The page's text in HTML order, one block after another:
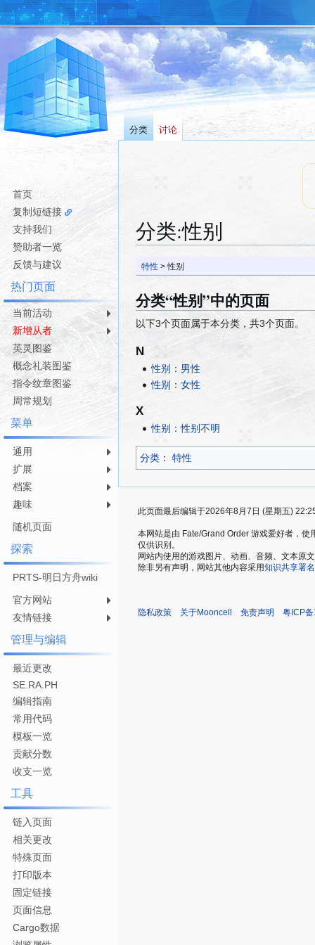
分类:性别
跳
转
到
导
航
跳
转
到
搜
索
特性 > 性别
分类“性别”中的页面
以下3个页面属于本分类，共3个页面。
N
性别：男性
性别：女性
X
性别：性别不明
分类 ：​ 特性
分类 讨论
首页
复制短链接
支持我们
赞助者一览
反馈与建议
热门页面
当前活动
新增从者
英灵图鉴
概念礼装图鉴
指令纹章图鉴
周常规划
菜单
通用
扩展
档案
趣味
随机页面
探索
PRTS-明日方舟wiki
官方网站
友情链接
管理与编辑
最近更改
SE.RA.PH
编辑指南
常用代码
模板一览
贡献分数
收支一览
工具
链入页面
相关更改
特殊页面
打印版本
固定链接
页面信息
Cargo数据
此页面最后编辑于2026年8月7日 (星期五)
本网站是由 Fate/Grand Order 游戏爱好者，
仅供识别。
网站内使用的游戏图片、动画、音频、文本原
除非另有声明，网站其他内容采用知识共享署
隐私政策 关于Mooncell 免责声明 粤ICP